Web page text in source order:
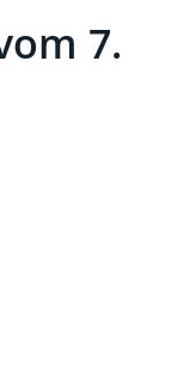
7.